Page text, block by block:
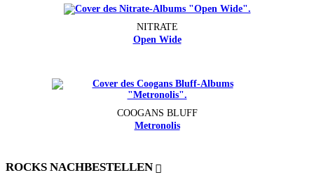
NITRATE
Open Wide
COOGANS BLUFF
Metronolis
ROCKS NACHBESTELLEN